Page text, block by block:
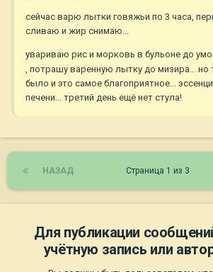
сейчас варю лытки говяжьи по 3 часа,
сливаю и жир снимаю...
увариваю рис и морковь в бульоне до
, потрашу варенную лытку до мизира... но
было и это самое благоприятное...
печени... третий день ещё нет стула!
НАЗАД Страница 1 из 3
Для публикации
учётную запись или